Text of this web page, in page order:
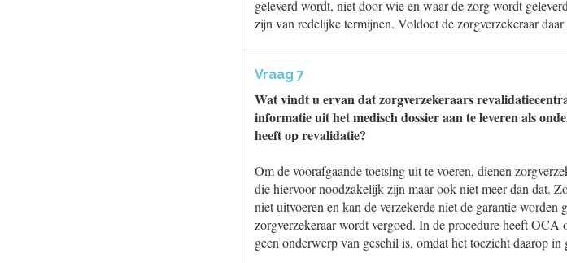
geleverd wordt, niet door wie en waar de zorg wordt
zijn van redelijke termijnen. Voldoet de zorgverzekeraar
Vraag 7
Wat vindt u ervan dat zorgverzekeraars
informatie uit het medisch dossier aan te leveren als
heeft op revalidatie?
Om de voorafgaande toetsing uit te voeren, dienen
die hiervoor noodzakelijk zijn maar ook niet meer dan dat.
niet uitvoeren en kan de verzekerde niet de garantie worden
zorgverzekeraar wordt vergoed. In de procedure heeft OCA
geen onderwerp van geschil is, omdat het toezicht daarop